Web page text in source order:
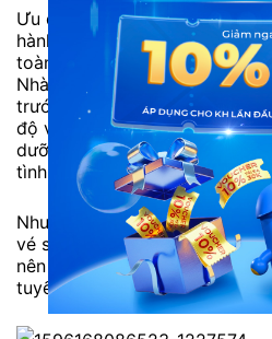
Ưu điểm: Nhân viên phục vụ
hành khách bất cứ lúc nào.
toàn, không bắt khách dọc
Nhà xe chỉ có hỗ trợ đón
trước. Với các chuyến xe đi
độ vừa phải. Khách hàng có
dưỡng sức trên suốt chặng
tình các thắc mắc của hành
Nhược điểm: Số lượng khách
vé sớm vào các ngày cuối
nên liên hệ tổng đài
tuyến trước để tránh hết vé.